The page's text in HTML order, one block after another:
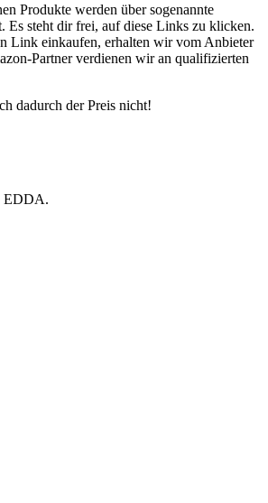
Produkte werden über sogenannte
steht dir frei, auf diese Links zu klicken.
Link einkaufen, erhalten wir vom Anbieter
Partner verdienen wir an qualifizierten
dadurch der Preis nicht!
EDDA.